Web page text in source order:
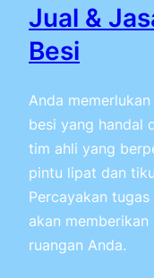
Jual &
Besi
Anda
besi yang handal
tim ahli yang
pintu lipat dan
Percayakan
akan
ruangan Anda.